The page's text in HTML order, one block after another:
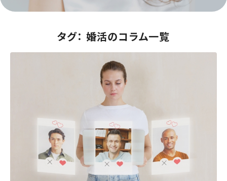
タグ： 婚活のコラム一覧